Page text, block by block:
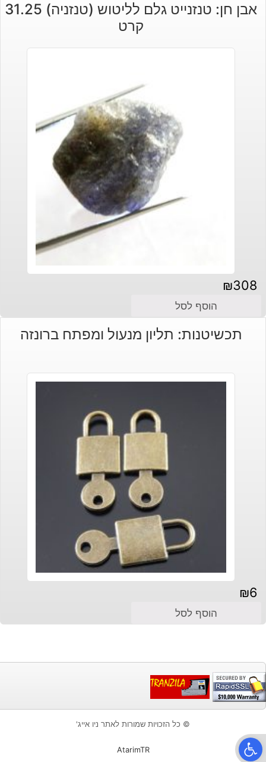
אבן חן: טנזנייט גלם לליטוש (טנזניה) 31.25
קרט
₪308
הוסף לסל
תכשיטנות: תליון מנעול ומפתח ברונזה
₪6
הוסף לסל
© כל הזכויות שמורות לאתר ניו אייג'
AtarimTR
פתח סרגל נגישות